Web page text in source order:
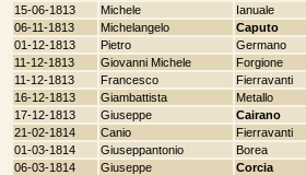
15-06-1813
Michele Ianuale
06-11-1813
Michelangelo Caputo
01-12-1813
Pietro Germano
11-12-1813
Giovanni Michele Forgione
11-12-1813
Francesco Fierravanti
16-12-1813
Giambattista Metallo
17-12-1813
Giuseppe Cairano
21-02-1814
Canio Fierravanti
01-03-1814
Giuseppantonio Borea
06-03-1814
Giuseppe Corcia